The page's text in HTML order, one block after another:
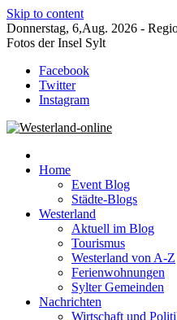
Skip to content
Donnerstag, 6,Aug. 2026 -
Fotos der Insel Sylt
Facebook
Twitter
Instagram
Westerland-
Neuigkeiten und Nachrichten
Home
Event Blog
Städte-Blogs
Westerland
Aktuell im Blog
Tourismus
Westerland von A-Z
Ferienwohnungen
Sylter Gemeinden
Nachrichten
Wirtschaft und